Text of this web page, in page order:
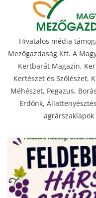
Hivatalos média
Mezőgazdaság Kft. A
Kertbarát Magazin,
Kertészet és Szőlészet,
Méhészet, Pegazus,
Erdőnk,
agrárszaklapok